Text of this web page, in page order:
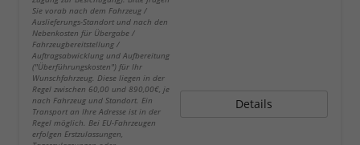
Sie vorab nach dem Fahrzeug /
Auslieferungs-Standort und nach den
Nebenkosten für Übergabe /
Fahrzeugbereitstellung /
Auftragsabwicklung und Aufbereitung
("Überführungskosten") für Ihr
Wunschfahrzeug. Diese liegen in der
Regel zwischen 60,00 und 890,00€, je
nach Fahrzeug und Standort. Ein
Transport an Ihre Adresse ist in der
Regel möglich. Bei EU-Fahrzeugen
erfolgen Erstzulassungen,
Details